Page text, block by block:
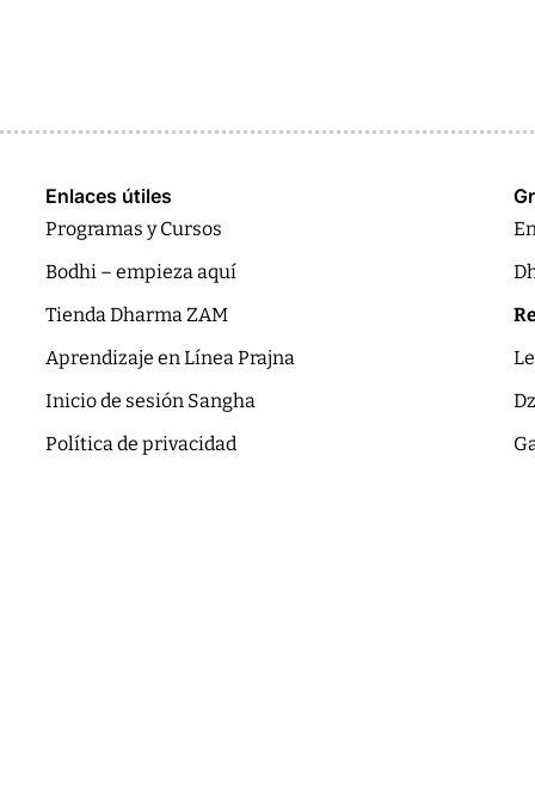
Enlaces útiles
Programas y Cursos
Bodhi – empieza aquí
Tienda Dharma ZAM
Aprendizaje en Línea Prajna
Inicio de sesión Sangha
Política de privacidad